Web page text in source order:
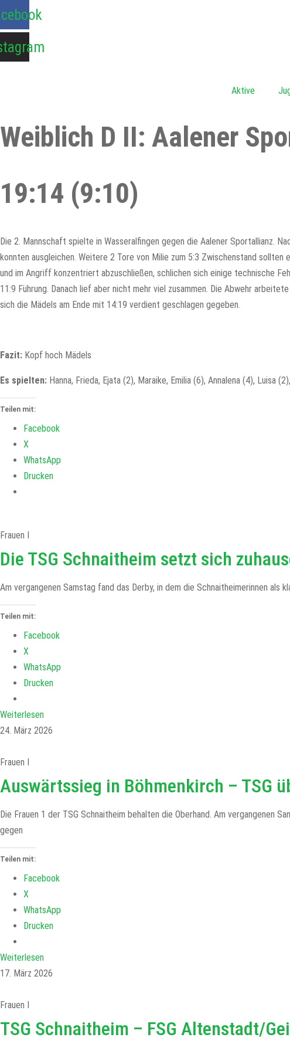
Inhalt
springen
Aktive
Weiblich D II: Aalener
19:14 (9:10)
Die 2. Mannschaft spielte in Wasseralfingen gegen die Aalener Sportallianz.
konnten ausgleichen. Weitere 2 Tore von Milie zum 5:3 Zwischenstand
und im Angriff konzentriert abzuschließen, schlichen sich einige technische
11:9 Führung. Danach lief aber nicht mehr viel zusammen. Die Abwehr
sich die Mädels am Ende mit 14:19 verdient geschlagen gegeben.
Fazit: Kopf hoch Mädels
Es spielten: Hanna, Frieda, Ejata (2), Maraike, Emilia (6), Annalena (4), Luisa
Teilen mit:
Facebook
X
WhatsApp
Drucken
Frauen I
Die TSG Schnaitheim setzt sich
Am vergangenen Samstag fand das Derby, in dem die Schnaitheimerinnen
Teilen mit:
Facebook
X
WhatsApp
Drucken
Weiterlesen
24. März 2026
Frauen I
Auswärtssieg in Böhmenkirch – TSG
Die Frauen 1 der TSG Schnaitheim behalten die Oberhand. Am vergangenen
gegen
Teilen mit:
Facebook
X
WhatsApp
Drucken
Weiterlesen
17. März 2026
Frauen I
TSG Schnaitheim – FSG Altenstadt/